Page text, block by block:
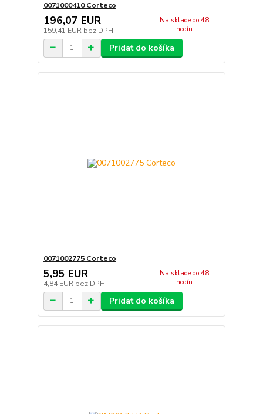
0071000410 Corteco
196,07 EUR
159,41 EUR bez DPH
Na sklade do 48
hodín
Pridať do košíka
0071002775 Corteco
5,95 EUR
4,84 EUR bez DPH
Na sklade do 48
hodín
Pridať do košíka